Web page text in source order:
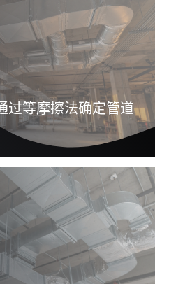
过等摩擦法确定管道